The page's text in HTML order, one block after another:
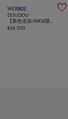
WEB限定 
DOUDOU
¥16,500